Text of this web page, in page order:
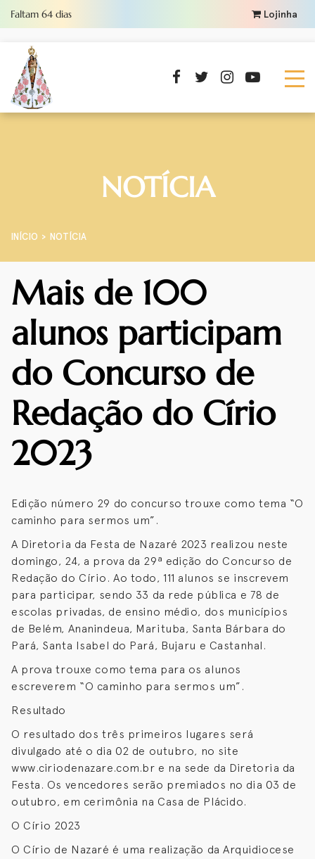
Faltam 64 dias Lojinha
NOTÍCIA
INÍCIO NOTÍCIA
Mais de 100
alunos participam
do Concurso de
Redação do Círio
2023
Edição número 29 do concurso trouxe como tema “O
caminho para sermos um”.
A Diretoria da Festa de Nazaré 2023 realizou neste
domingo, 24, a prova da 29ª edição do Concurso de
Redação do Círio. Ao todo, 111 alunos se inscrevem
para participar, sendo 33 da rede pública e 78 de
escolas privadas, de ensino médio, dos municípios
de Belém, Ananindeua, Marituba, Santa Bárbara do
Pará, Santa Isabel do Pará, Bujaru e Castanhal.
A prova trouxe como tema para os alunos
escreverem “O caminho para sermos um”.
Resultado
O resultado dos três primeiros lugares será
divulgado até o dia 02 de outubro, no site
www.ciriodenazare.com.br e na sede da Diretoria da
Festa. Os vencedores serão premiados no dia 03 de
outubro, em cerimônia na Casa de Plácido.
O Círio 2023
O Círio de Nazaré é uma realização da Arquidiocese